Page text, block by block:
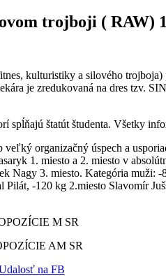
trojboji ( RAW)
kulturistiky a silového
je zredukovaná na dres tzv.
štatút študenta. Všetky
organizačný úspech a
1. miesto a 2. miesto v
Nagy 3. miesto. Kategória
-120 kg 2.miesto Slavomír
M SR
AM SR
na FB